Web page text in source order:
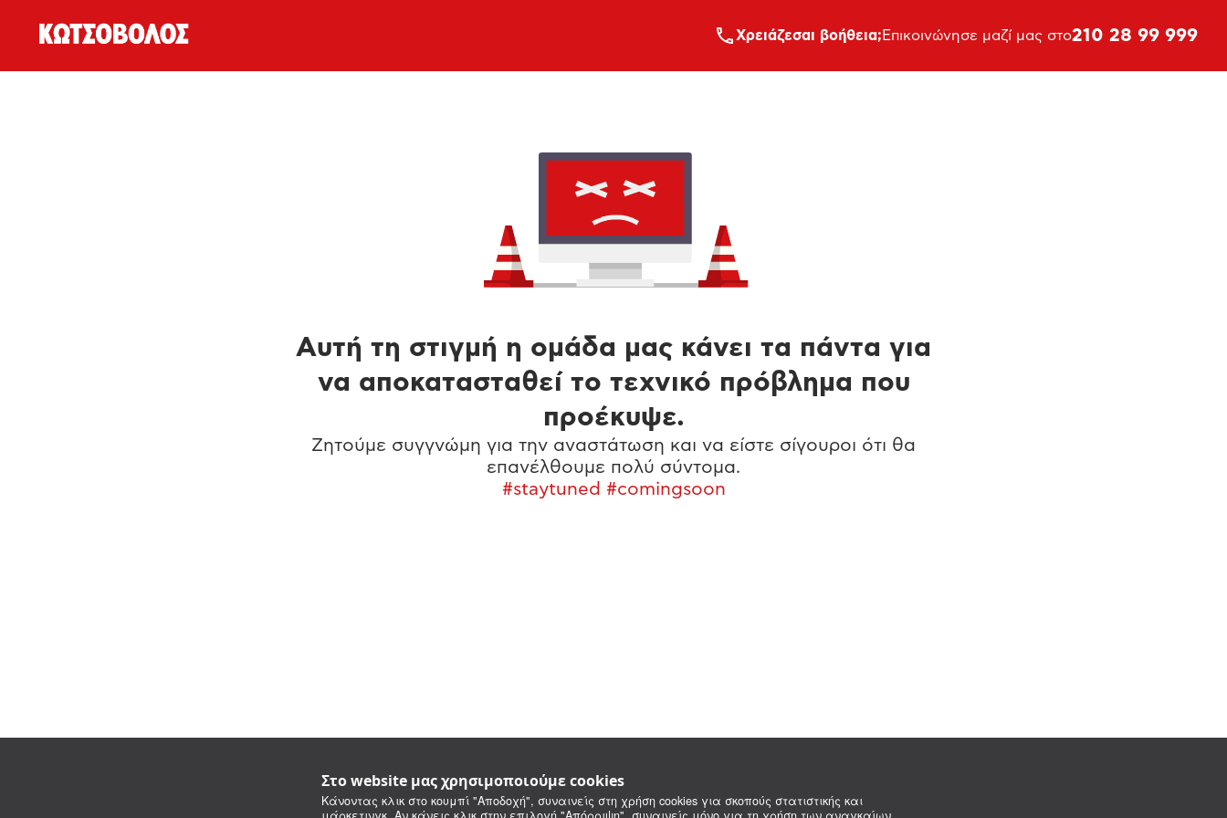
Στο website μας χρησιμοποιούμε cookies
Κάνοντας κλικ στο κουμπί "Αποδοχή", συναινείς στη χρήση cookies για σκοπούς στατιστικής και
Xρειάζεσαι βοήθεια; Επικοινώνησε μαζί μας στο210 28 99 999
Αυτή τη στιγμή η ομάδα μας κάνει τα πάντα για
να αποκατασταθεί το τεχνικό πρόβλημα που
προέκυψε.
Ζητούμε συγγνώμη για την αναστάτωση και να είστε σίγουροι ότι θα
επανέλθουμε πολύ σύντομα.
#staytuned #comingsoon